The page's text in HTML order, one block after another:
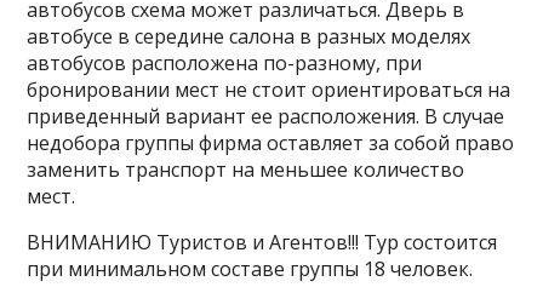
автобусов схема может различаться. Дверь в
автобусе в середине салона в разных моделях
автобусов расположена по-разному, при
бронировании мест не стоит ориентироваться на
приведенный вариант ее расположения. В случае
недобора группы фирма оставляет за собой право
заменить транспорт на меньшее количество
мест.
ВНИМАНИЮ Туристов и Агентов!!! Тур состоится
при минимальном составе группы 18 человек.